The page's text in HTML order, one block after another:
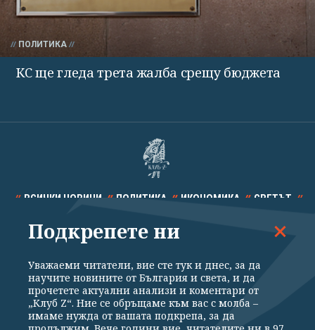
ПОЛИТИКА
КС ще гледа трета жалба срещу бюджета
ВСИЧКИ НОВИНИ ПОЛИТИКА ИКОНОМИКА СВЕТЪТ
СПОРТ КУЛТУРА ТЕХНОЛОГИИ КАЛЕЙДОСКОП
Подкрепете ни
Уважаеми читатели, вие сте тук и днес, за да
научите новините от България и света, и да
прочетете актуални анализи и коментари от
„Клуб Z“. Ние се обръщаме към вас с молба –
имаме нужда от вашата подкрепа, за да